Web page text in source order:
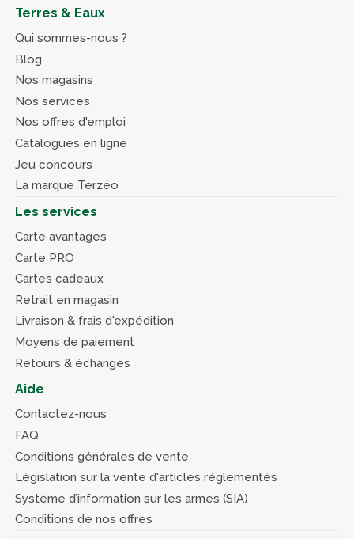
Terres & Eaux
Qui sommes-nous ?
Blog
Nos magasins
Nos services
Nos offres d'emploi
Catalogues en ligne
Jeu concours
La marque Terzéo
Les services
Carte avantages
Carte PRO
Cartes cadeaux
Retrait en magasin
Livraison & frais d'expédition
Moyens de paiement
Retours & échanges
Aide
Contactez-nous
FAQ
Conditions générales de vente
Législation sur la vente d'articles réglementés
Système d’information sur les armes (SIA)
Conditions de nos offres